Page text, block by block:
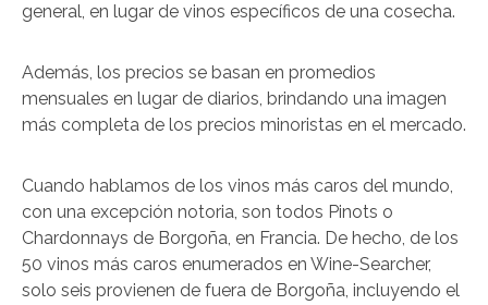
general, en lugar de vinos específicos de una cosecha.
Además, los precios se basan en promedios
mensuales en lugar de diarios, brindando una imagen
más completa de los precios minoristas en el mercado.
Cuando hablamos de los vinos más caros del mundo,
con una excepción notoria, son todos Pinots o
Chardonnays de Borgoña, en Francia. De hecho, de los
50 vinos más caros enumerados en Wine-Searcher,
solo seis provienen de fuera de Borgoña, incluyendo el